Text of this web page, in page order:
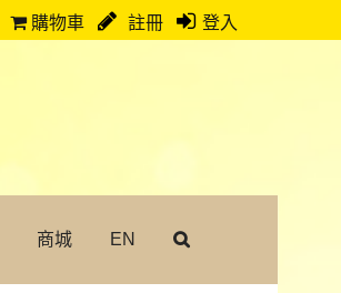
購物車 註冊 登入
商城 EN